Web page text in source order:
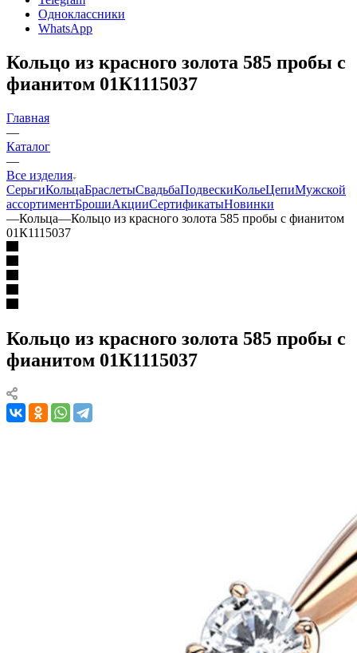
Одноклассники
WhatsApp
Кольцо из красного золота 585 пробы с
фианитом 01К1115037
Главная
—
Каталог
—
Все изделия
СерьгиКольцаБраслетыСвадьбаПодвескиКольеЦепиМужской
ассортиментБрошиАкцииСертификатыНовинки
—Кольца—Кольцо из красного золота 585 пробы с фианитом
01К1115037
Кольцо из красного золота 585 пробы с
фианитом 01К1115037